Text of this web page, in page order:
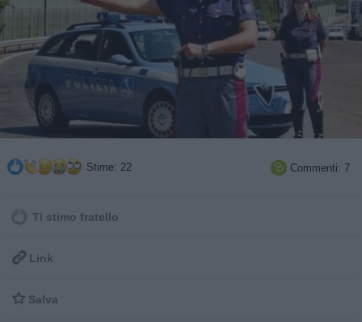
Stime: 22  Commenti: 7
Ti stimo fratello
 Link
 Salva